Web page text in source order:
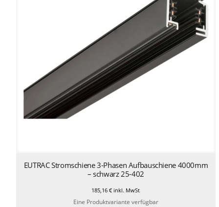
EUTRAC Stromschiene 3-Phasen Aufbauschiene 4000mm
– schwarz 25-402
185,16€ inkl. MwSt
Eine Produktvariante verfügbar